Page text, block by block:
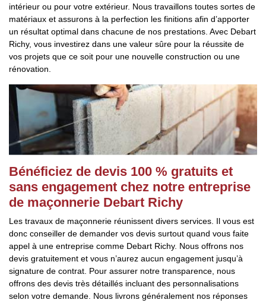
intérieur ou pour votre extérieur. Nous travaillons toutes sortes de
matériaux et assurons à la perfection les finitions afin d’apporter
un résultat optimal dans chacune de nos prestations. Avec Debart
Richy, vous investirez dans une valeur sûre pour la réussite de
vos projets que ce soit pour une nouvelle construction ou une
rénovation.
Bénéficiez de devis 100 % gratuits et
sans engagement chez notre entreprise
de maçonnerie Debart Richy
Les travaux de maçonnerie réunissent divers services. Il vous est
donc conseiller de demander vos devis surtout quand vous faite
appel à une entreprise comme Debart Richy. Nous offrons nos
devis gratuitement et vous n’aurez aucun engagement jusqu’à
signature de contrat. Pour assurer notre transparence, nous
offrons des devis très détaillés incluant des personnalisations
selon votre demande. Nous livrons généralement nos réponses